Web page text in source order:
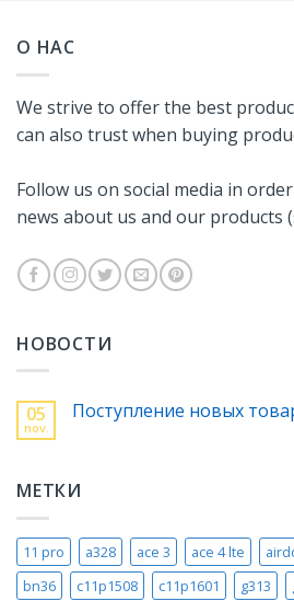
О НАС
We strive to offer the best
can also trust when buying
Follow us on social media in
news about us and our products
НОВОСТИ
05
nov.
Поступление новых
МЕТКИ
11 pro a328 ace 3 ace 4 lte
bn36
c11p1508 c11p1601 g313